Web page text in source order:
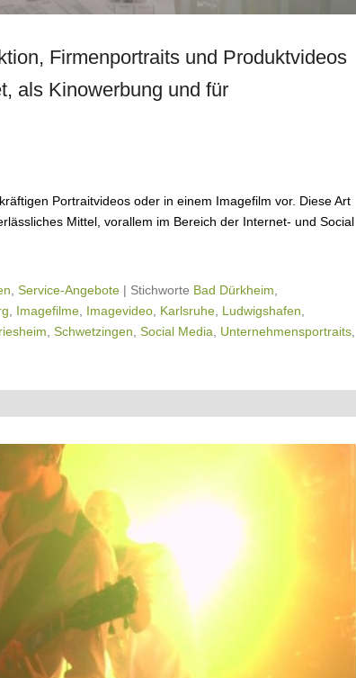
Firmenportraits und Produktvideos
als Kinowerbung und für
Portraitvideos oder in einem Imagefilm vor. Diese Art
Mittel, vorallem im Bereich der Internet- und Social
, Service-Angebote | Stichworte Bad Dürkheim,
, Imagefilme, Imagevideo, Karlsruhe, Ludwigshafen,
, Schwetzingen, Social Media, Unternehmensportraits,